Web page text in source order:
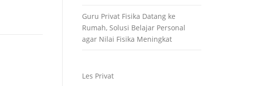
Guru Privat Fisika Datang ke
Rumah, Solusi Belajar Personal
agar Nilai Fisika Meningkat
Les Privat